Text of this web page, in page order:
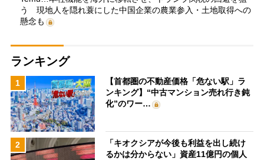
う 現地人を隠れ蓑にした中国企業の農業参入・土地取得への
懸念も
ランキング
1
【首都圏の不動産価格「危ない駅」ラ
ンキング】“中古マンション売れ行き鈍
化”のワー…
2
「キオクシアが今後も利益を出し続け
るかは分からない」資産11億円の個人